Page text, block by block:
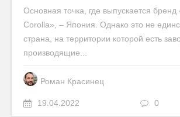
Основная точка, где выпускается бренд
Corolla», – Япония. Однако это не
страна, на территории которой есть
производящие...
Роман Красинец
19.04.2022 0